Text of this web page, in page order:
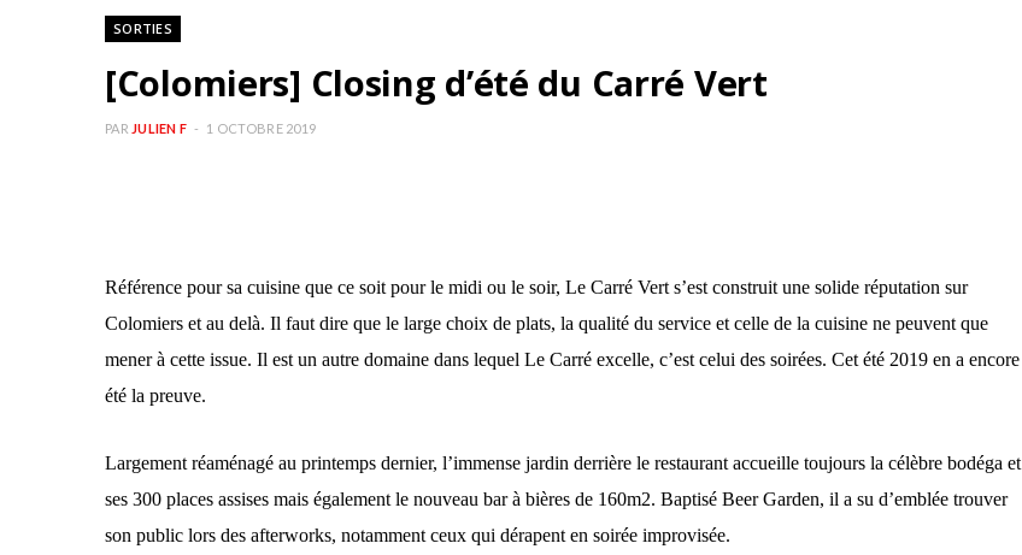
SORTIES
[Colomiers] Closing d’été du Carré Vert
PAR JULIEN F 1 OCTOBRE 2019
Référence pour sa cuisine que ce soit pour le midi ou le soir, Le Carré Vert s’est construit une solide réputation sur
Colomiers et au delà. Il faut dire que le large choix de plats, la qualité du service et celle de la cuisine ne peuvent que
mener à cette issue. Il est un autre domaine dans lequel Le Carré excelle, c’est celui des soirées. Cet été 2019 en a encore
été la preuve.
Largement réaménagé au printemps dernier, l’immense jardin derrière le restaurant accueille toujours la célèbre bodéga et
ses 300 places assises mais également le nouveau bar à bières de 160m2. Baptisé Beer Garden, il a su d’emblée trouver
son public lors des afterworks, notamment ceux qui dérapent en soirée improvisée.